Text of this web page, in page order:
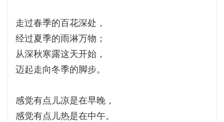
走过春季的百花深处，
经过夏季的雨淋万物；
从深秋寒露这天开始，
迈起走向冬季的脚步。
感觉有点儿凉是在早晚，
感觉有点儿热是在中午。